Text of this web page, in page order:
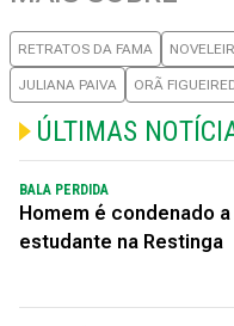
RETRATOS DA FAMA
JULIANA PAIVA ORÃ
ÚLTIMAS
BALA PERDIDA
Homem é condenado
estudante na Restinga